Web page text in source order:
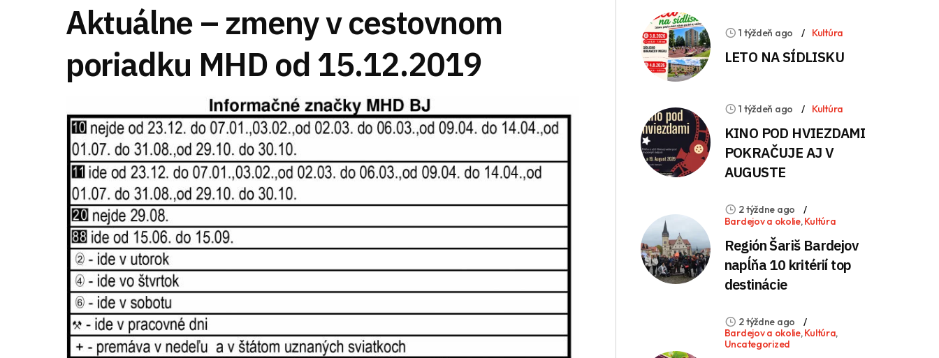
Aktuálne – zmeny v cestovnom
poriadku MHD od 15.12.2019
1 týždeň ago Kultúra
LETO NA SÍDLISKU
1 týždeň ago Kultúra
KINO POD HVIEZDAMI
POKRAČUJE AJ V
AUGUSTE
2 týždne ago
Bardejov a okolie,Kultúra
Región Šariš Bardejov
napĺňa 10 kritérií top
destinácie
2 týždne ago
Bardejov a okolie,Kultúra,
Uncategorized